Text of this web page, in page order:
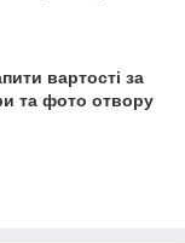
вартості за
та фото отвору